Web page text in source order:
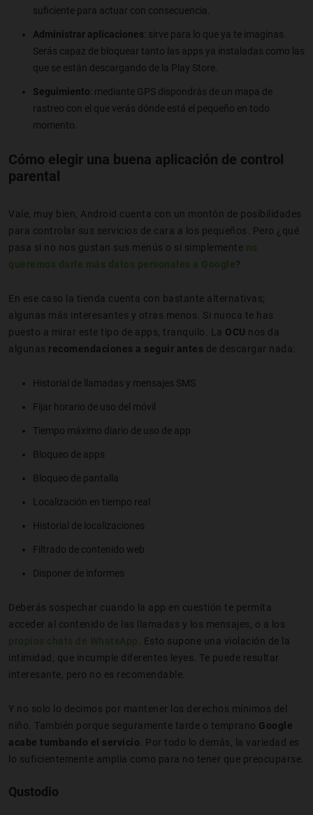
suficiente para actuar con consecuencia.
Administrar aplicaciones: sirve para lo que ya te imaginas.
Serás capaz de bloquear tanto las apps ya instaladas como las
que se están descargando de la Play Store.
Seguimiento: mediante GPS dispondrás de un mapa de
rastreo con el que verás dónde está el pequeño en todo
momento.
Cómo elegir una buena aplicación de control
parental
Vale, muy bien, Android cuenta con un montón de posibilidades
para controlar sus servicios de cara a los pequeños. Pero ¿qué
pasa si no nos gustan sus menús o si simplemente no
queremos darle más datos personales a Google?
En ese caso la tienda cuenta con bastante alternativas;
algunas más interesantes y otras menos. Si nunca te has
puesto a mirar este tipo de apps, tranquilo. La OCU nos da
algunas recomendaciones a seguir antes de descargar nada:
Historial de llamadas y mensajes SMS
Fijar horario de uso del móvil
Tiempo máximo diario de uso de app
Bloqueo de apps
Bloqueo de pantalla
Localización en tiempo real
Historial de localizaciones
Filtrado de contenido web
Disponer de informes
Deberás sospechar cuando la app en cuestión te permita
acceder al contenido de las llamadas y los mensajes, o a los
propios chats de WhatsApp . Esto supone una violación de la
intimidad, que incumple diferentes leyes. Te puede resultar
interesante, pero no es recomendable.
Y no solo lo decimos por mantener los derechos mínimos del
niño. También porque seguramente tarde o temprano Google
acabe tumbando el servicio . Por todo lo demás, la variedad es
lo suficientemente amplia como para no tener que preocuparse.
Qustodio